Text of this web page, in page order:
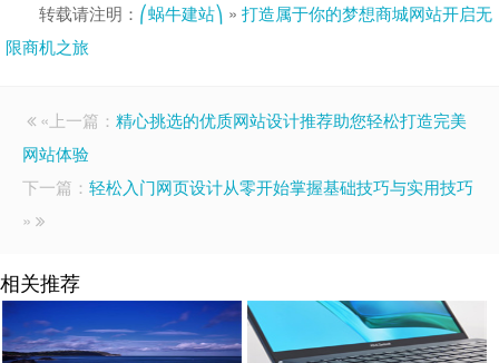
转载请注明： ⎛蜗牛建站⎞ » 打造属于你的梦想商城网站开启无
限商机之旅
«上一篇： 精心挑选的优质网站设计推荐助您轻松打造完美
网站体验
下一篇： 轻松入门网页设计从零开始掌握基础技巧与实用技巧
»
相关推荐